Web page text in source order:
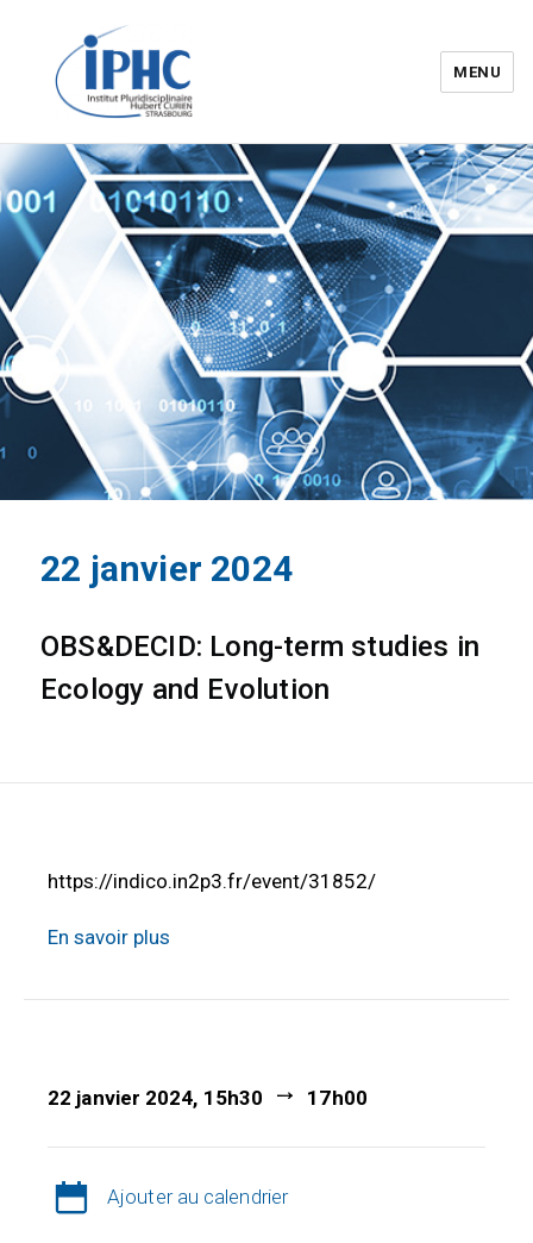
Institut pluridisciplinaire Hubert
Curien – IPHC
MENU
22 janvier 2024
OBS&DECID: Long-term studies in
Ecology and Evolution
https://indico.in2p3.fr/event/31852/
En savoir plus
22 janvier 2024, 15h30 17h00
Ajouter au calendrier